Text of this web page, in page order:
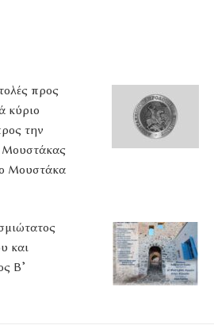
προς
κύριο
την
Μουστάκας
Μουστάκα
και
Β’